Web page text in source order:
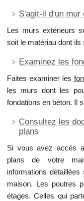
S'agit-il d'un mur
Les murs extérieurs
soit le matériau dont ils
Examinez les
Faites examiner les
les murs dont les
fondations en béton. Il
Consultez les
plans
Si vous avez accès
plans de votre
informations
maison. Les poutres
étages. Celles qui